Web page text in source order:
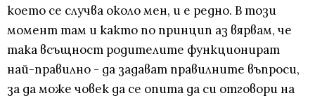
което се случва около мен, и е редно. В този
момент там и както по принцип аз вярвам, че
така всъщност родителите функционират
най-правилно - да задават правилните въпроси,
за да може човек да се опита да си отговори на